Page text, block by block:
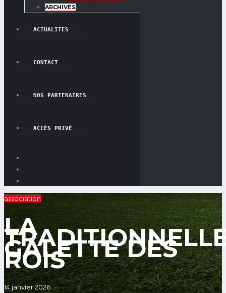
ARCHIVES
ACTUALITES
CONTACT
NOS PARTENAIRES
ACCÈS PRIVÉ
association
LA
GALETTE DES
ROIS
14 janvier 2026